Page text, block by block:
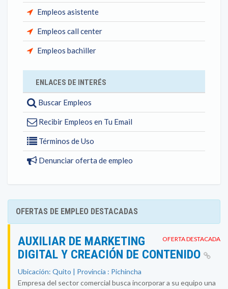
Empleos asistente
Empleos call center
Empleos bachiller
ENLACES DE INTERÉS
Buscar Empleos
Recibir Empleos en Tu Email
Términos de Uso
Denunciar oferta de empleo
OFERTAS DE EMPLEO DESTACADAS
OFERTA DESTACADA
AUXILIAR DE MARKETING
DIGITAL Y CREACIÓN DE CONTENIDO
Ubicación: Quito | Provincia : Pichincha
Empresa del sector comercial busca incorporar a su equipo una